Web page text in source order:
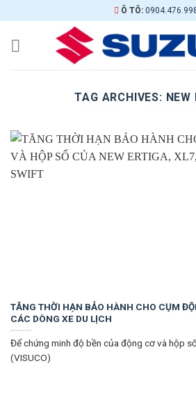
to
content
Ô TÔ:
TAG ARCHIVES: NEW
TĂNG THỜI HẠN BẢO HÀNH CHO CỤM
CÁC DÒNG XE DU LỊCH
Để chứng minh độ bền của động cơ và hộp
(VISUCO)